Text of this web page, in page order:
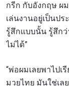
กรีก กับอังกฤษ ผ
เล่นงานอยู่เป็นป
รู้สึกแบบนั้น รู้สึกว่
ไม่ได้”
“พ่อผมเลยพาไปเ
มวยไทย มันใช่เลย